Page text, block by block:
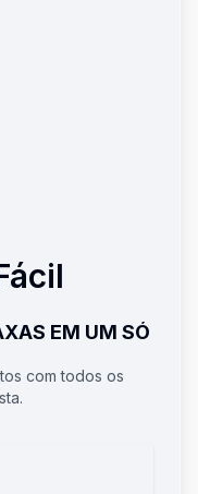
EM UM SÓ
com todos os